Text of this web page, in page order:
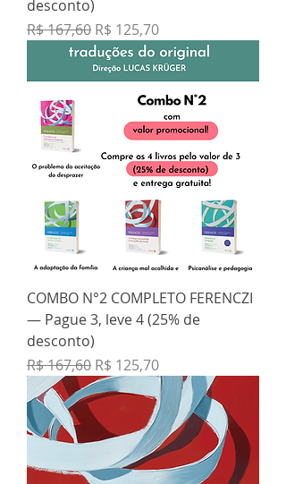
desconto)
Preço normal
R$ 167,60 Preço promocional
R$ 125,70
COMBO N°2 COMPLETO FERENCZI
— Pague 3, leve 4 (25% de
desconto)
Preço normal
R$ 167,60 Preço promocional
R$ 125,70